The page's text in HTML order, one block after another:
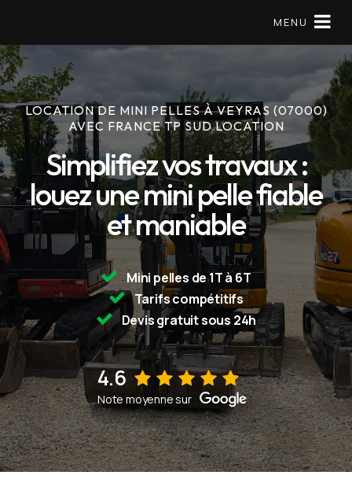
Matériels en location
Mini pelle
À Propos
Réserver
09 79 56 97 57
MENU
LOCATION DE MINI PELLES À VEYRAS (07000)
AVEC FRANCE TP SUD LOCATION
Simplifiez vos travaux :
louez une mini pelle fiable
et maniable
Mini pelles de 1T à 6T
Tarifs compétitifs
Devis gratuit sous 24h
Voir sur la fiche d'établissement Google
4.6
Note moyenne sur